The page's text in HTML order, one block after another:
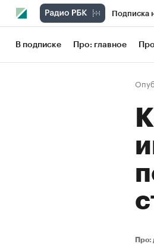
Подписка
Школа
Рынок
В подписке Про: главное
Про: